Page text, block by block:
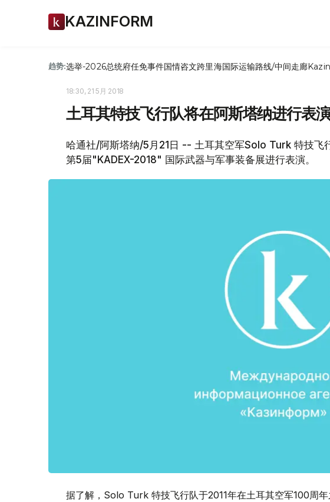
KAZINFORM
趋势:选举-2026总统府任免事件国情咨文跨里海国际运输路线/中间走廊
18:30, 21 5月 2018
土耳其特技飞行队将在阿斯塔纳进行表
哈通社/阿斯塔纳/5月21日 -- 土耳其空军Solo Turk 特技飞
第5届"KADEX-2018" 国际武器与军事装备展进行表演。
据了解，Solo Turk 特技飞行队于2011年在土耳其空军100周